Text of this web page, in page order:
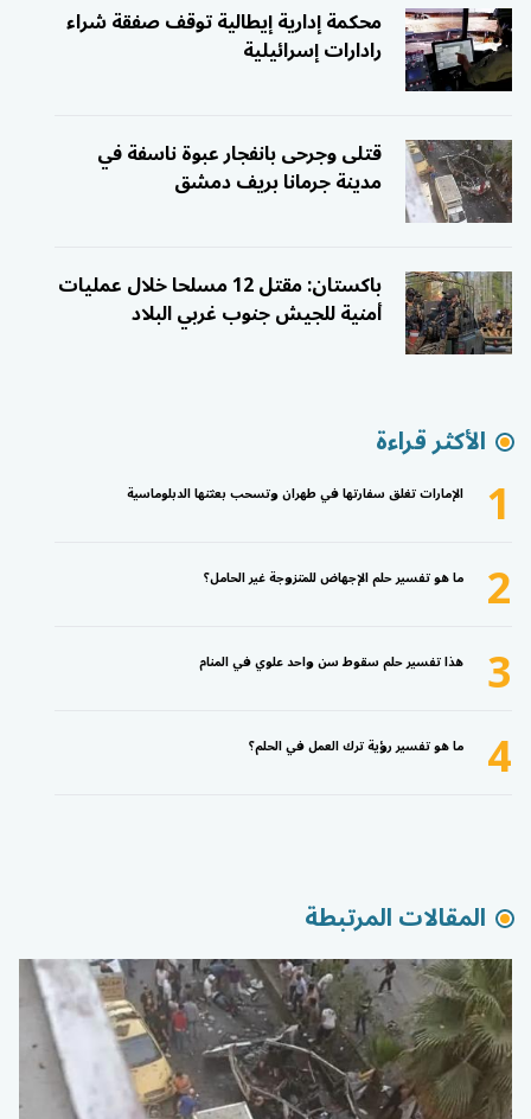
محكمة إدارية إيطالية توقف صفقة شراء
رادارات إسرائيلية
قتلى وجرحى بانفجار عبوة ناسفة في
مدينة جرمانا بريف دمشق
باكستان: مقتل 12 مسلحا خلال عمليات
أمنية للجيش جنوب غربي البلاد
الأكثر قراءة
1 الإمارات تغلق سفارتها في طهران وتسحب بعثتها الدبلوماسية
2 ما هو تفسير حلم الإجهاض للمتزوجة غير الحامل؟
3 هذا تفسير حلم سقوط سن واحد علوي في المنام
4 ما هو تفسير رؤية ترك العمل في الحلم؟
المقالات المرتبطة